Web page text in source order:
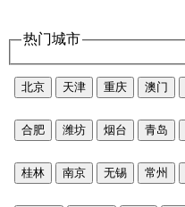
热门城市
北京 天津 重庆 澳门
合肥 潍坊 烟台 青岛
桂林 南京 无锡 常州